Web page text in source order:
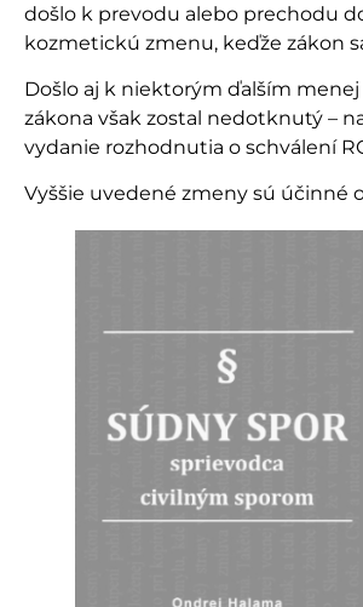
došlo k prevodu alebo prechodu
kozmetickú zmenu, keďže zákon
Došlo aj k niektorým ďalším menej
zákona však zostal nedotknutý –
vydanie rozhodnutia o schválení
Vyššie uvedené zmeny sú účinné